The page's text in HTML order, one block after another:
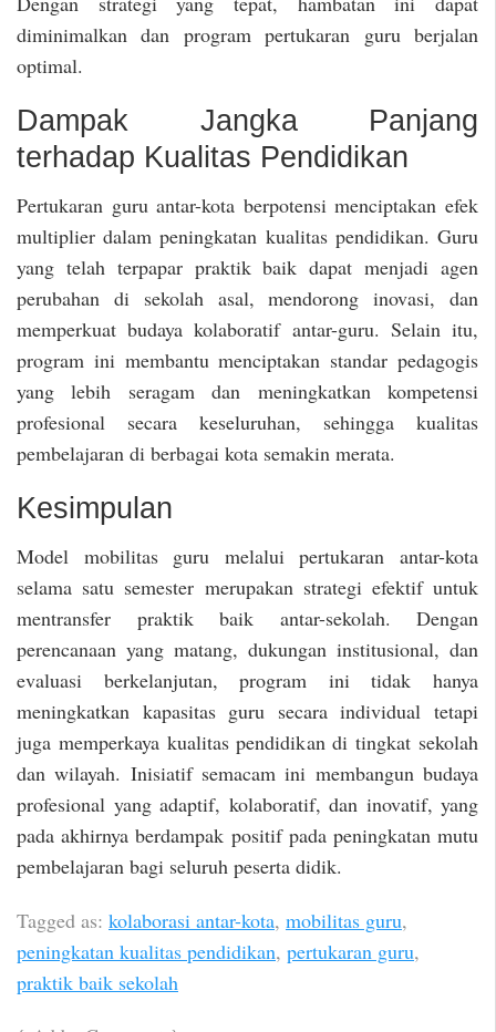
diminimalkan dan program pertukaran guru berjalan
optimal.
Dampak Jangka Panjang
terhadap Kualitas Pendidikan
Pertukaran guru antar-kota berpotensi menciptakan efek
multiplier dalam peningkatan kualitas pendidikan. Guru
yang telah terpapar praktik baik dapat menjadi agen
perubahan di sekolah asal, mendorong inovasi, dan
memperkuat budaya kolaboratif antar-guru. Selain itu,
program ini membantu menciptakan standar pedagogis
yang lebih seragam dan meningkatkan kompetensi
profesional secara keseluruhan, sehingga kualitas
pembelajaran di berbagai kota semakin merata.
Kesimpulan
Model mobilitas guru melalui pertukaran antar-kota
selama satu semester merupakan strategi efektif untuk
mentransfer praktik baik antar-sekolah. Dengan
perencanaan yang matang, dukungan institusional, dan
evaluasi berkelanjutan, program ini tidak hanya
meningkatkan kapasitas guru secara individual tetapi
juga memperkaya kualitas pendidikan di tingkat sekolah
dan wilayah. Inisiatif semacam ini membangun budaya
profesional yang adaptif, kolaboratif, dan inovatif, yang
pada akhirnya berdampak positif pada peningkatan mutu
pembelajaran bagi seluruh peserta didik.
Tagged as: kolaborasi antar-kota, mobilitas guru,
peningkatan kualitas pendidikan, pertukaran guru,
praktik baik sekolah